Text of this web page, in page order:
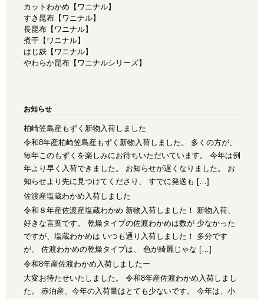
カットわかめ【ワニナル】
すき昆布【ワニナル】
長昆布【ワニナル】
煮干【ワニナル】
はじ麸【ワニナル】
やわらか昆布【ワニナルシリーズ】
お知らせ
柏崎笠島産もずく新物入荷しました
令和8年産柏崎笠島産もずく新物入荷しました。 多くの方が、
毎年このもずくを楽しみにお待ちいただいています。 今年は例
年より早く入荷できました。 お知らせが遅くなりました。 お
知らせより先に見つけてくださり、 すでに発送も […]
佐渡産塩蔵わかめ入荷しました
令和８年産佐渡産塩蔵わかめ 新物入荷しました！ 新物入荷、
好きな言葉です。 乾燥タイプの佐渡わかめは数が 少なかった
ですが、塩蔵わかめは いつも通り入荷しました！ 多分です
が、 佐渡わかめの乾燥タイプは、 色が綺麗じゃな […]
令和8年産佐渡わかめ入荷しましたー
大変お待たせいたしました。 令和8年産佐渡わかめ入荷しまし
た。 赤泊産、今年の入荷量はとても少ないです。 今年は、小